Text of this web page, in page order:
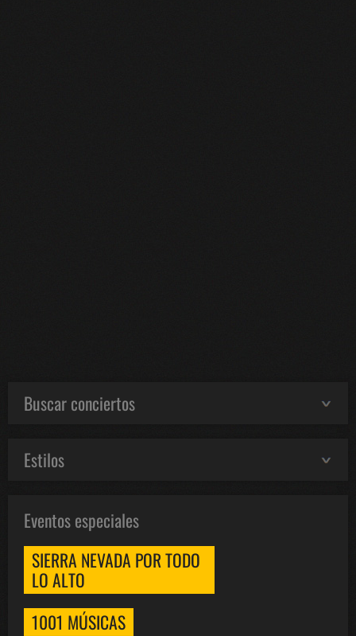
Buscar conciertos
Estilos
Eventos especiales
SIERRA NEVADA POR TODO
LO ALTO
1001 MÚSICAS